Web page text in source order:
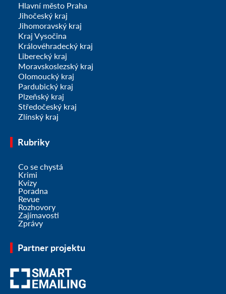
Hlavní město Praha
Jihočeský kraj
Jihomoravský kraj
Kraj Vysočina
Královéhradecký kraj
Liberecký kraj
Moravskoslezský kraj
Olomoucký kraj
Pardubický kraj
Plzeňský kraj
Středočeský kraj
Zlínský kraj
Rubriky
Co se chystá
Krimi
Kvízy
Poradna
Revue
Rozhovory
Zajímavosti
Zprávy
Partner projektu